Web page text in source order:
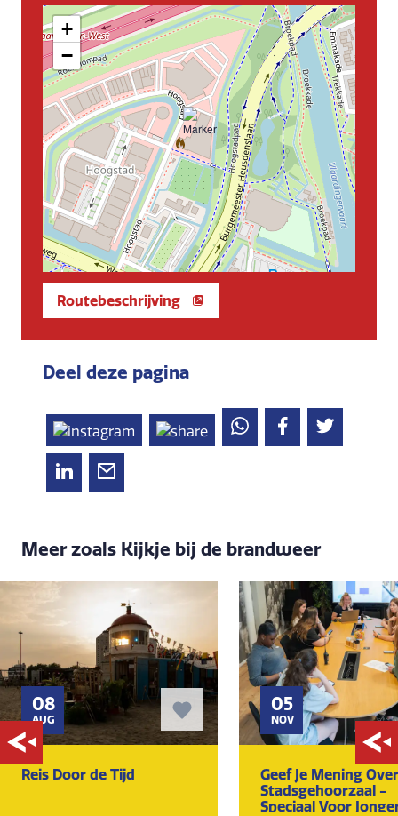
+
−
Routebeschrijving
Deel deze pagina
Meer zoals Kijkje bij de brandweer
08
AUG
Reis Door de Tijd
05
NOV
Geef Je Mening
Stadsgehoorzaal -
Speciaal Voor